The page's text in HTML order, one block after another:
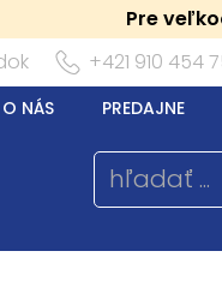
Pre
+421 910 454
O NÁS PREDAJNE